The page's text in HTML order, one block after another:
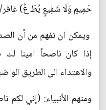
حَمِيمٍ وَلَا شَفِيعٍ يُطَاعُ) غافر/18،
ويمكن ان نفهم من أن
إذا كان ناصحاً امينا
والاهتداء الى الطريق
ومنهم الأنبياء: (إني